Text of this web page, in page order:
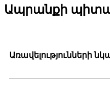
Ապրանքի
Առավելությունների